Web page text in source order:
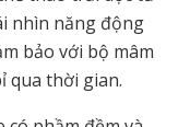
nhìn năng động
bảo với bộ mâm
qua thời gian.